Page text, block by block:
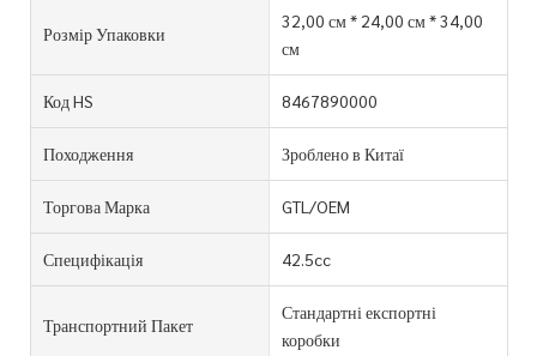
Розмір Упаковки
32,00 см * 24,00 см * 34,00
см
Код HS 8467890000
Походження Зроблено в Китаї
Торгова Марка GTL/OEM
Специфікація 42.5cc
Транспортний Пакет
Стандартні експортні
коробки